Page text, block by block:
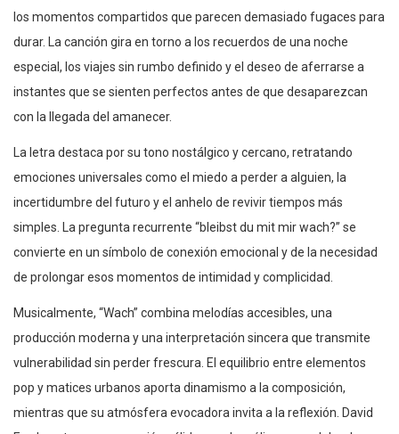
los momentos compartidos que parecen demasiado fugaces para
durar. La canción gira en torno a los recuerdos de una noche
especial, los viajes sin rumbo definido y el deseo de aferrarse a
instantes que se sienten perfectos antes de que desaparezcan
con la llegada del amanecer.
La letra destaca por su tono nostálgico y cercano, retratando
emociones universales como el miedo a perder a alguien, la
incertidumbre del futuro y el anhelo de revivir tiempos más
simples. La pregunta recurrente “bleibst du mit mir wach?” se
convierte en un símbolo de conexión emocional y de la necesidad
de prolongar esos momentos de intimidad y complicidad.
Musicalmente, “Wach” combina melodías accesibles, una
producción moderna y una interpretación sincera que transmite
vulnerabilidad sin perder frescura. El equilibrio entre elementos
pop y matices urbanos aporta dinamismo a la composición,
mientras que su atmósfera evocadora invita a la reflexión. David